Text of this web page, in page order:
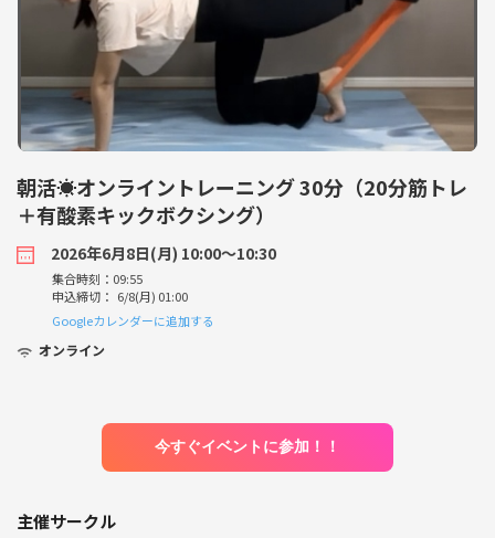
朝活☀️オンライントレーニング 30分（20分筋トレ
＋有酸素キックボクシング）
2026年6月8日(月) 10:00〜10:30
集合時刻：09:55
申込締切： 6/8(月) 01:00
Googleカレンダーに追加する
オンライン
今すぐイベントに参加！！
主催サークル